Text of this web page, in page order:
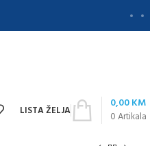
LISTA ŽELJA 0Artikala
0,00KM